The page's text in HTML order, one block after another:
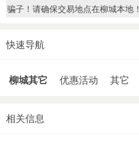
骗子！请确保交易地点在柳城本地！
快速导航
柳城其它 优惠活动 其它
相关信息